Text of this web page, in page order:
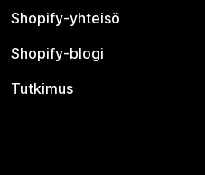
Shopify-yhteisö
Shopify-blogi
Tutkimus